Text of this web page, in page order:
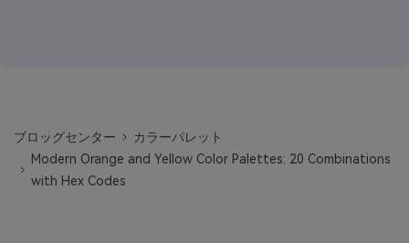
ブロッグセンター
カラーパレット
Modern Orange and Yellow Color Palettes: 20 Combinations
with Hex Codes